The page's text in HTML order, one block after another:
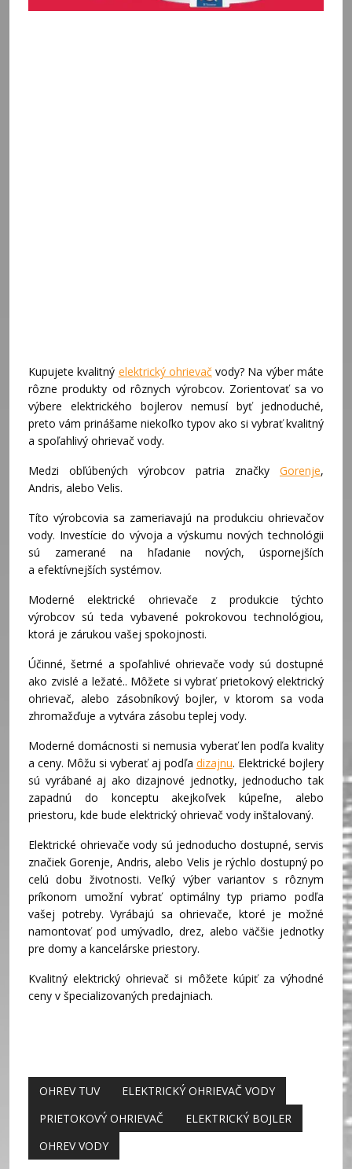
Kupujete kvalitný elektrický ohrievač vody? Na výber máte
rôzne produkty od rôznych výrobcov. Zorientovať sa vo
výbere elektrického bojlerov nemusí byť jednoduché,
preto vám prinášame niekoľko typov ako si vybrať kvalitný
a spoľahlivý ohrievač vody.
Medzi obľúbených výrobcov patria značky Gorenje,
Andris, alebo Velis.
Títo výrobcovia sa zameriavajú na produkciu ohrievačov
vody. Investície do vývoja a výskumu nových technológii
sú zamerané na hľadanie nových, úspornejších
a efektívnejších systémov.
Moderné elektrické ohrievače z produkcie týchto
výrobcov sú teda vybavené pokrokovou technológiou,
ktorá je zárukou vašej spokojnosti.
Účinné, šetrné a spoľahlivé ohrievače vody sú dostupné
ako zvislé a ležaté.. Môžete si vybrať prietokový elektrický
ohrievač, alebo zásobníkový bojler, v ktorom sa voda
zhromažďuje a vytvára zásobu teplej vody.
Moderné domácnosti si nemusia vyberať len podľa kvality
a ceny. Môžu si vyberať aj podľa dizajnu. Elektrické bojlery
sú vyrábané aj ako dizajnové jednotky, jednoducho tak
zapadnú do konceptu akejkoľvek kúpeľne, alebo
priestoru, kde bude elektrický ohrievač vody inštalovaný.
Elektrické ohrievače vody sú jednoducho dostupné, servis
značiek Gorenje, Andris, alebo Velis je rýchlo dostupný po
celú dobu životnosti. Veľký výber variantov s rôznym
príkonom umožní vybrať optimálny typ priamo podľa
vašej potreby. Vyrábajú sa ohrievače, ktoré je možné
namontovať pod umývadlo, drez, alebo väčšie jednotky
pre domy a kancelárske priestory.
Kvalitný elektrický ohrievač si môžete kúpiť za výhodné
ceny v špecializovaných predajniach.
OHREV TUV
ELEKTRICKÝ OHRIEVAČ VODY
PRIETOKOVÝ OHRIEVAČ
ELEKTRICKÝ BOJLER
OHREV VODY